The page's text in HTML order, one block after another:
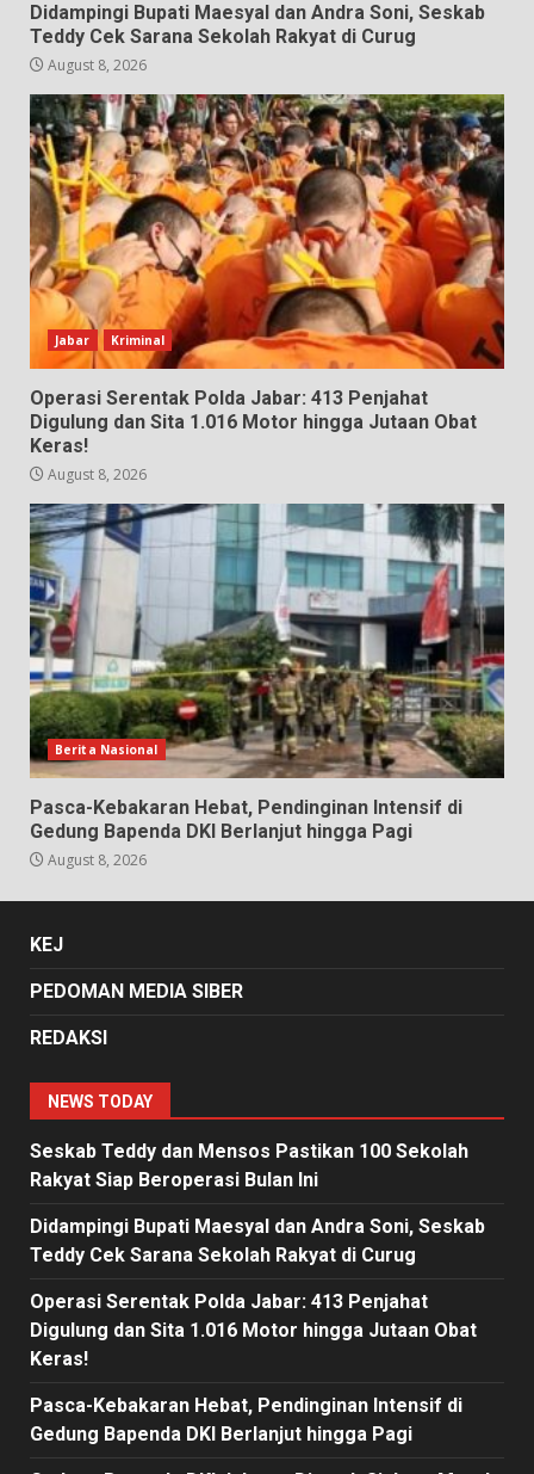
Didampingi Bupati Maesyal dan Andra Soni, Seskab
Teddy Cek Sarana Sekolah Rakyat di Curug
August 8, 2026
Jabar Kriminal
Operasi Serentak Polda Jabar: 413 Penjahat
Digulung dan Sita 1.016 Motor hingga Jutaan Obat
Keras!
August 8, 2026
Berita Nasional
Pasca-Kebakaran Hebat, Pendinginan Intensif di
Gedung Bapenda DKI Berlanjut hingga Pagi
August 8, 2026
KEJ
PEDOMAN MEDIA SIBER
REDAKSI
NEWS TODAY
Seskab Teddy dan Mensos Pastikan 100 Sekolah
Rakyat Siap Beroperasi Bulan Ini
Didampingi Bupati Maesyal dan Andra Soni, Seskab
Teddy Cek Sarana Sekolah Rakyat di Curug
Operasi Serentak Polda Jabar: 413 Penjahat
Digulung dan Sita 1.016 Motor hingga Jutaan Obat
Keras!
Pasca-Kebakaran Hebat, Pendinginan Intensif di
Gedung Bapenda DKI Berlanjut hingga Pagi